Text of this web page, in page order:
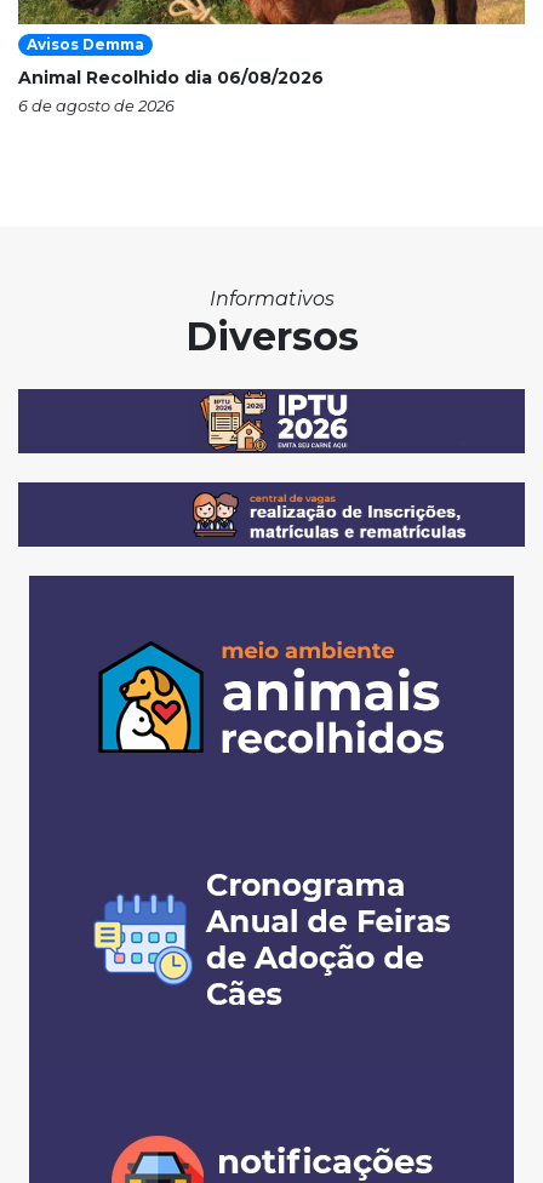
Avisos Demma
Animal Recolhido dia 06/08/2026
6 de agosto de 2026
Informativos
Diversos